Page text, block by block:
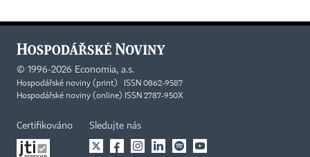
© 1996-2026 Economia, a.s.
Hospodářské noviny (print) ISSN 0862-9587
Hospodářské noviny (online) ISSN 2787-950X
Certifikováno Sledujte nás